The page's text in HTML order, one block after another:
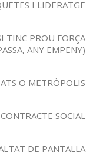
I LIDERATGE
TINC PROU FORÇA
ANY EMPENY)
O METRÒPOLIS
SOCIAL
DE PANTALLA